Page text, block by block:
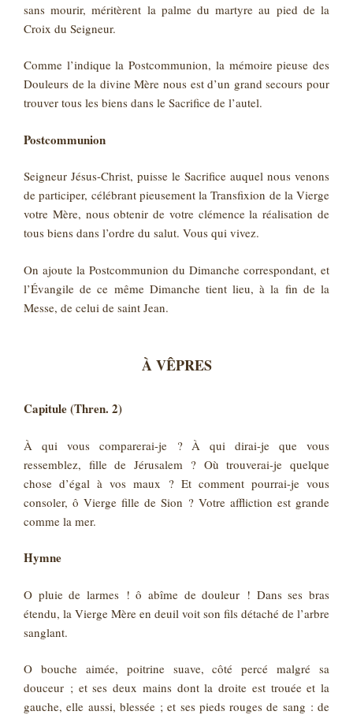
sans mourir, méritèrent la palme du martyre au pied de la
Croix du Seigneur.
Comme l’indique la Postcommunion, la mémoire pieuse des
Douleurs de la divine Mère nous est d’un grand secours pour
trouver tous les biens dans le Sacrifice de l’autel.
Postcommunion
Seigneur Jésus-Christ, puisse le Sacrifice auquel nous venons
de participer, célébrant pieusement la Transfixion de la Vierge
votre Mère, nous obtenir de votre clémence la réalisation de
tous biens dans l’ordre du salut. Vous qui vivez.
On ajoute la Postcommunion du Dimanche correspondant, et
l’Évangile de ce même Dimanche tient lieu, à la fin de la
Messe, de celui de saint Jean.
À VÊPRES
Capitule (Thren. 2)
À qui vous comparerai-je ? À qui dirai-je que vous
ressemblez, fille de Jérusalem ? Où trouverai-je quelque
chose d’égal à vos maux ? Et comment pourrai-je vous
consoler, ô Vierge fille de Sion ? Votre affliction est grande
comme la mer.
Hymne
O pluie de larmes ! ô abîme de douleur ! Dans ses bras
étendu, la Vierge Mère en deuil voit son fils détaché de l’arbre
sanglant.
O bouche aimée, poitrine suave, côté percé malgré sa
douceur ; et ses deux mains dont la droite est trouée et la
gauche, elle aussi, blessée ; et ses pieds rouges de sang : de